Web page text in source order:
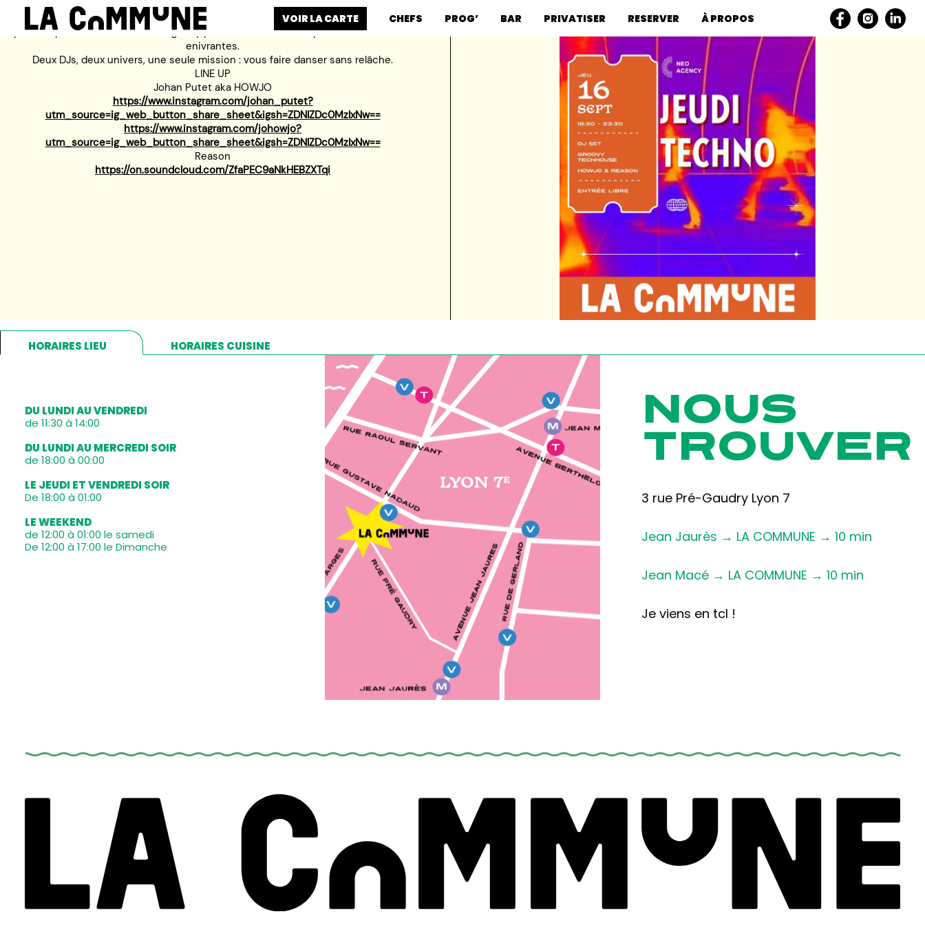
VOIR LA CARTE CHEFS PROG’ BAR PRIVATISER RESERVER
À PROPOS
platines passent en mode Neo Agency pour une nuit de sons percutants et de basses
enivrantes.
Deux DJs, deux univers, une seule mission : vous faire danser sans relâche.
LINE UP
Johan Putet aka HOWJO
https://www.instagram.com/johan_putet?
utm_source=ig_web_button_share_sheet&igsh=ZDNlZDc0MzIxNw==
https://www.instagram.com/johowjo?
utm_source=ig_web_button_share_sheet&igsh=ZDNlZDc0MzIxNw==
Reason
https://on.soundcloud.com/ZfaPEC9aNkHEBZXTqi
HORAIRES LIEU HORAIRES CUISINE
DU LUNDI AU VENDREDI
de 11:30 à 14:00
DU LUNDI AU MERCREDI SOIR
de 18:00 à 00:00
LE JEUDI ET VENDREDI SOIR
De 18:00 à 01:00
LE WEEKEND
de 12:00 à 01:00 le samedi
De 12:00 à 17:00 le Dimanche
NOUS
TROUVER
3 rue Pré-Gaudry Lyon 7
Jean Jaurès → LA COMMUNE → 10 min
Jean Macé → LA COMMUNE → 10 min
Je viens en tcl !